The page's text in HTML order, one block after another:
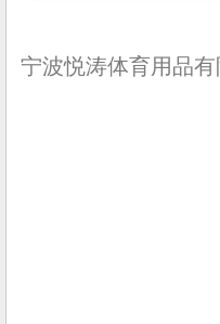
宁波悦涛体育用品有